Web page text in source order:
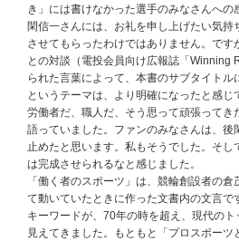
き」には書けなかった選手のみなさんへの
閑信一さんには、お礼を申し上げたい気
させてもらったわけではありません。です
との対談（電投会員向け広報誌「Winning
られた言葉によって、本書のサブタイトル
というテーマは、より明確になったと感
労働者だ、職人だ、そう思って頑張ってき
語っていました。ファンのみなさんは、後
止めたと思います。私もそうでした。そし
は完成させられるなと感じました。
「働く者のスポーツ」は、競輪創設者の
て動いていたときに作った文書内の文言で
キーワードが、70年の時を超え、現代の
見えてきました。もともと「プロスポー